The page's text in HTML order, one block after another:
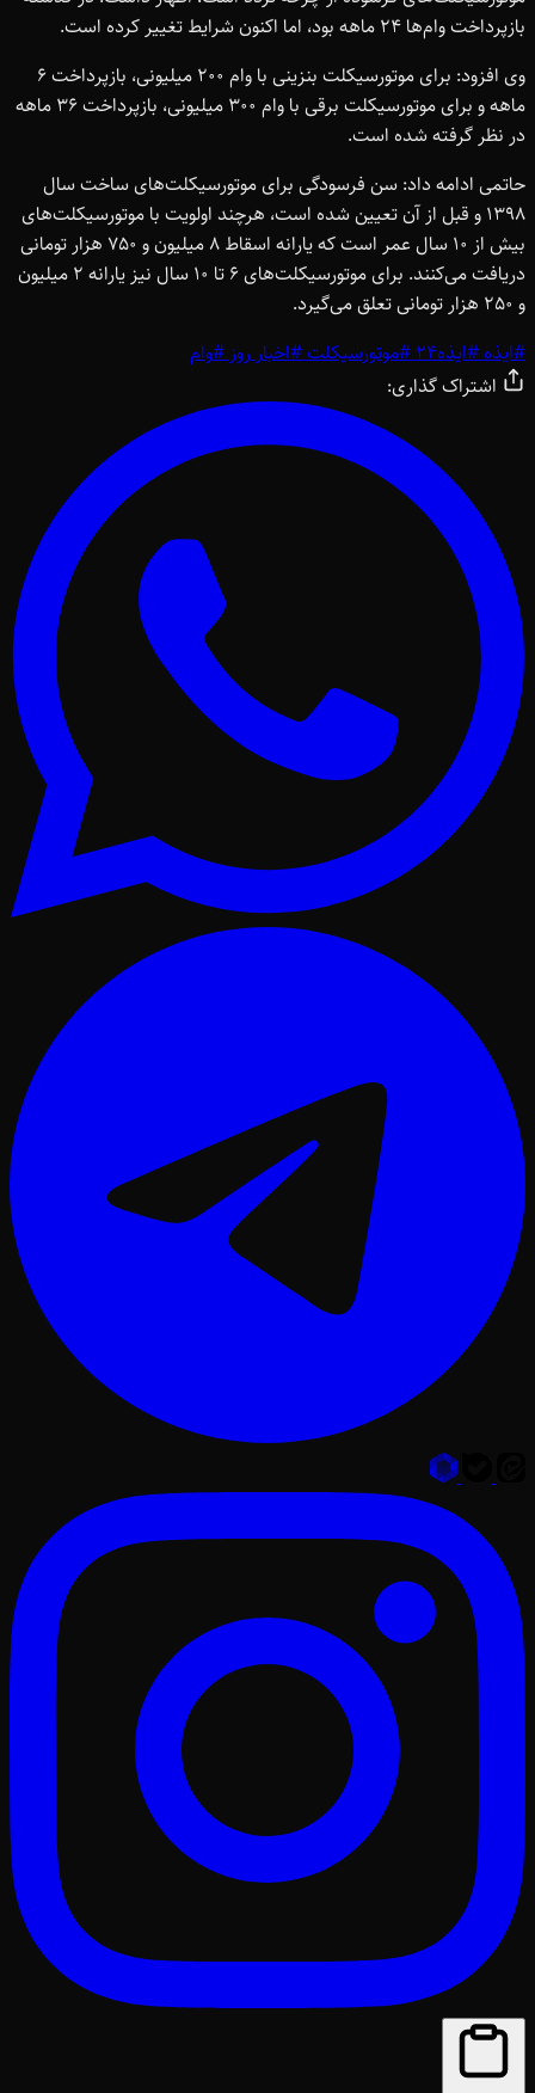
بازپرداخت وام‌ها 24 ماهه بود، اما اکنون شرایط تغییر کرده است.
وی افزود: برای موتورسیکلت بنزینی با وام 200 میلیونی، بازپرداخت 6
ماهه و برای موتورسیکلت برقی با وام 300 میلیونی، بازپرداخت 36 ماهه
در نظر گرفته شده است.
حاتمی ادامه داد: سن فرسودگی برای موتورسیکلت‌های ساخت سال
1398 و قبل از آن تعیین شده است، هرچند اولویت با موتورسیکلت‌های
بیش از 10 سال عمر است که یارانه اسقاط 8 میلیون و 750 هزار تومانی
دریافت می‌کنند. برای موتورسیکلت‌های 6 تا 10 سال نیز یارانه 2 میلیون
و 250 هزار تومانی تعلق می‌گیرد.
#ایذه#ایذه24 #موتورسیکلت#اخبار روز#وام
اشتراک گذاری: